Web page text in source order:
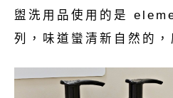
盥洗用品使用的是
列，味道蠻清新自然的，